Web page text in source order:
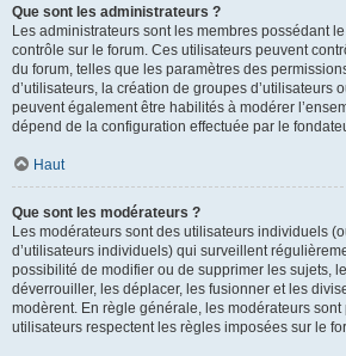
Que sont les administrateurs ?
Les administrateurs sont les membres possédant
contrôle sur le forum. Ces utilisateurs peuvent
du forum, telles que les paramètres des
d’utilisateurs, la création de groupes d’utilisateurs
peuvent également être habilités à modérer
dépend de la configuration effectuée par le
Haut
Que sont les modérateurs ?
Les modérateurs sont des utilisateurs individuels
d’utilisateurs individuels) qui surveillent
possibilité de modifier ou de supprimer les sujets,
déverrouiller, les déplacer, les fusionner et les
modèrent. En règle générale, les modérateurs
utilisateurs respectent les règles imposées sur le